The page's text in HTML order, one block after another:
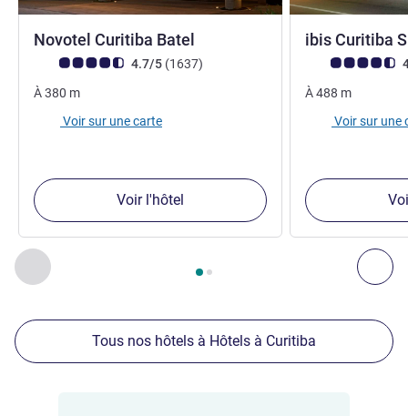
Précédent - Nos autres établissements à proximité
Page , Nos autres établissements à proximité 1 :,
Novotel Curitiba Batel
Note Avis clients (Note ALL)
4.7/5 (1637avis
)
À380 m
Voir sur une carte
Voir l'hôtel
ibis Curitiba
Note Avis clients
À488 m
Voir sur une
Tous nos hôtels à Hôtels à Curitiba